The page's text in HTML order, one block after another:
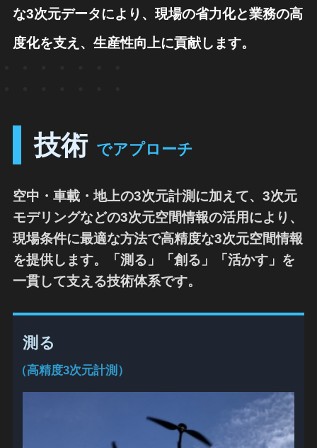
な3次元データにより、現場の省力化と業務の高
度化を支え、生産性向上に貢献します。
技術 でアプローチ
空中・車載・地上の3次元計測に加えて、3次元
モデリングなどの3次元空間情報の活用により、
現場条件に最適な方法で高精度な3次元空間情報
を提供します。「測る」「創る」「活かす」を
一貫して支える技術体系です。
測る
（高精度3次元計測）